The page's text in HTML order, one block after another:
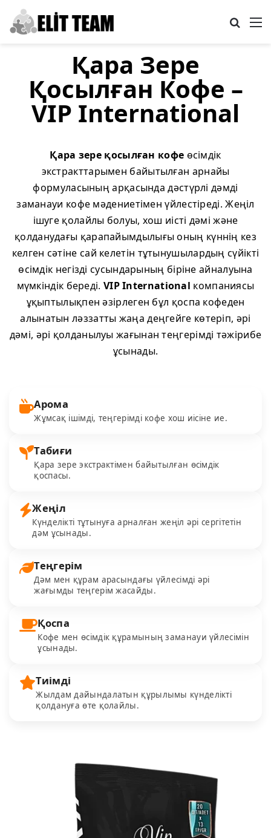
Қара Зере
Қосылған Кофе –
VIP International
Қара зере қосылған кофе өсімдік
экстракттарымен байытылған арнайы
формуласының арқасында дәстүрлі дәмді
заманауи кофе мәдениетімен үйлестіреді. Жеңіл
ішуге қолайлы болуы, хош иісті дәмі және
қолданудағы қарапайымдылығы оның күннің кез
келген сәтіне сай келетін тұтынушылардың сүйікті
өсімдік негізді сусындарының біріне айналуына
мүмкіндік береді. VIP International компаниясы
ұқыптылықпен әзірлеген бұл қоспа кофеден
алынатын ләззатты жаңа деңгейге көтеріп, әрі
дәмі, әрі қолданылуы жағынан теңгерімді тәжірибе
ұсынады.
Арома
Жұмсақ ішімді, теңгерімді кофе хош иісіне ие.
Табиғи
Қара зере экстрактімен байытылған өсімдік
қоспасы.
Жеңіл
Күнделікті тұтынуға арналған жеңіл әрі сергітетін
дәм ұсынады.
Теңгерім
Дәм мен құрам арасындағы үйлесімді әрі
жағымды теңгерім жасайды.
Қоспа
Кофе мен өсімдік құрамының заманауи үйлесімін
ұсынады.
Тиімді
Жылдам дайындалатын құрылымы күнделікті
қолдануға өте қолайлы.